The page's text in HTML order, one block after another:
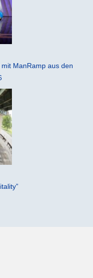
ManRamp aus den